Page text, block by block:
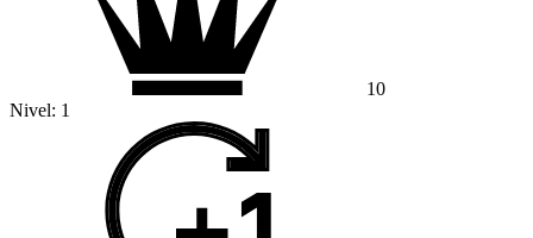
10
Nivel: 1